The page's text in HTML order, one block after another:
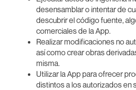
desensamblar o intentar de
descubrir el código fuente,
comerciales de la App.
Realizar modificaciones no
así como crear obras
misma.
Utilizar la App para ofrecer
distintos a los autorizados en